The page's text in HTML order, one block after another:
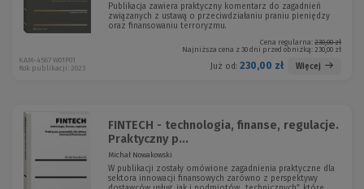
Publikacja zawiera praktyczny komentarz do zagadnień
związanych z ustawą o przeciwdziałaniu praniu pieniędzy
oraz finansowaniu terroryzmu.
Cena regularna: 230,00 zł
Najniższa cena z 30 dni przed obniżką: 230,00 zł
Już od: 230,00 zł Więcej
KAM-4567 W01P01
Rok publikacji: 2023
FINTECH - technologia, finanse, regulacje.
Praktyczny p...
Michał Nowakowski
W publikacji zostały omówione zagadnienia praktyczne dla
sektora innowacji finansowych zarówno z perspektywy